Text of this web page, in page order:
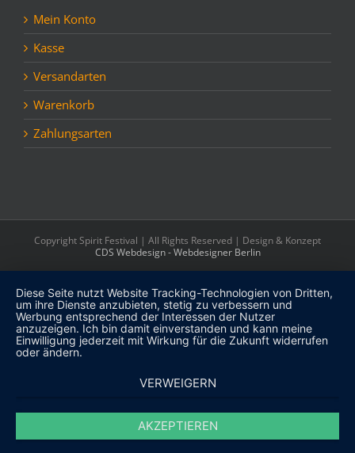
Mein Konto
Kasse
Versandarten
Warenkorb
Zahlungsarten
Copyright Spirit Festival | All Rights Reserved | Design & Konzept
CDS Webdesign - Webdesigner Berlin
Diese Seite nutzt Website Tracking-Technologien von Dritten,
um ihre Dienste anzubieten, stetig zu verbessern und
Werbung entsprechend der Interessen der Nutzer
anzuzeigen. Ich bin damit einverstanden und kann meine
Einwilligung jederzeit mit Wirkung für die Zukunft widerrufen
oder ändern.
VERWEIGERN
AKZEPTIEREN